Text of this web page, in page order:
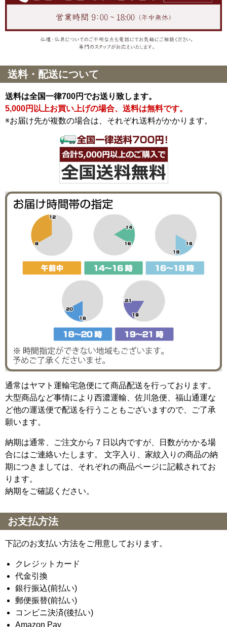
送料・配送について
送料は全国一律700円でお送り致します。
5,000円以上お買い上げの場合、送料は無料です。
※お届け先が複数の場合は、それぞれ送料がかかります。
通常はヤマト運輸宅急便にて商品配送を行っております。
大型商品など事情により西濃運輸、佐川急便、福山通運な
ど他の運送便で配送を行うこともございますので、ご了承
願います。
納期は通常、ご注文から７日以内ですが、日数がかかる場
合にはご連絡いたします。 文字入り、家紋入りの商品の納
期につきましては、それぞれの商品ページに記載されてお
ります。
納期をご確認ください。
お支払方法
下記のお支払い方法をご用意しております。
クレジットカード
代金引換
銀行振込(前払い)
郵便振替(前払い)
コンビニ決済(後払い)
Amazon Pay